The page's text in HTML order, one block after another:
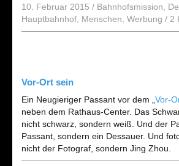
10. Februar 2015 / Bahnhofsmission
Hauptbahnhof Menschen Werbung / 2
Vor-Ort sein
Ein Neugieriger Passant vor dem „ Vor-
neben dem Rathaus-Center. Das
nicht schwarz, sondern weiß. Und der
Passant, sondern ein Dessauer. Und
nicht der Fotograf, sondern Jing Zhou.